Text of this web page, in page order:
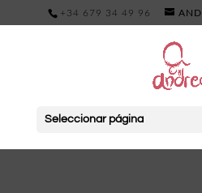
+34 679 34 49 96
Seleccionar página